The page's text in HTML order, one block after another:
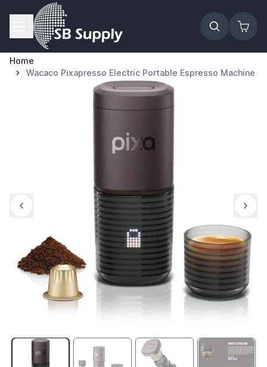
Ga naar de inhoud
Home
Wacaco Pixapresso Electric Portable Espresso Machine